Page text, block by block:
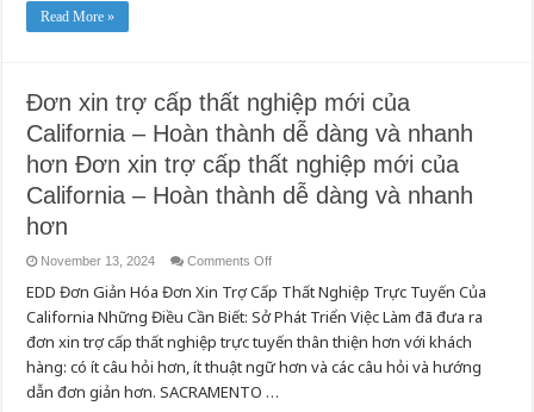
Read More »
Đơn xin trợ cấp thất nghiệp mới của
California – Hoàn thành dễ dàng và nhanh
hơn Đơn xin trợ cấp thất nghiệp mới của
California – Hoàn thành dễ dàng và nhanh
hơn
November 13, 2024 Comments Offon
xin
trợ
cấp
nghiệp
mới
của
–
EDD Đơn Giản Hóa Đơn Xin Trợ Cấp Thất Nghiệp Trực Tuyến Của
California Những Điều Cần Biết: Sở Phát Triển Việc Làm đã đưa ra
đơn xin trợ cấp thất nghiệp trực tuyến thân thiện hơn với khách
hàng: có ít câu hỏi hơn, ít thuật ngữ hơn và các câu hỏi và hướng
dẫn đơn giản hơn. SACRAMENTO …